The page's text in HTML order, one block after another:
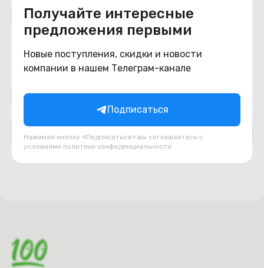
Получайте интересные
предложения первыми
Новые поступления, скидки и новости
компании в нашем Телеграм-канале
Подписаться
Нажимая кнопку «Подписаться» вы соглашаетесь с
условиями политики конфиденциальности
Похожие товары
Подборки товаров в категории